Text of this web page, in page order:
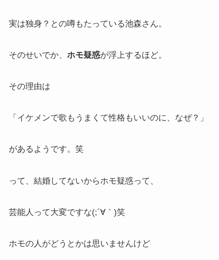
実は独身？との噂もたっている池森さん。
そのせいでか、 ホモ疑惑が浮上するほど。
その理由は
「イケメンで歌もうまくて性格もいいのに、なぜ？」
があるようです。笑
って、結婚してないからホモ疑惑って、
芸能人って大変ですな(;´∀｀)笑
ホモの人がどうとかは思いませんけど